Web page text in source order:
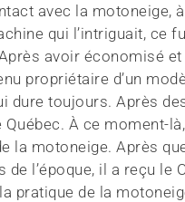
avec la motoneige,
qui l’intriguait, ce
avoir économisé
propriétaire d’un
dure toujours. Après
À ce moment-
la motoneige. Après
l’époque, il a reçu le
pratique de la